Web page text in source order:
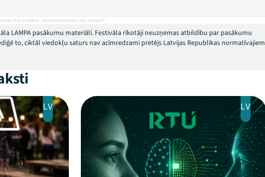
politikā: nepieciešamība vai ekstra?"
LAMPA pasākumu materiāli. Festivāla rīkotāji neuzņemas atbildību par pasākumu
to, ciktāl viedokļu saturs nav acīmredzami pretējs Latvijas Republikas normatīvajiem
LV LV